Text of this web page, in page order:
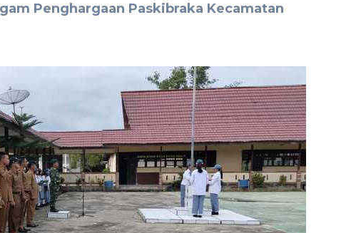
Penghargaan Paskibraka Kecamatan